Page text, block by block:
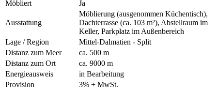
Möbliert
Ja
Ausstattung
Möblierung (ausgenommen Küchentisch),
Dachterrasse (ca. 103 m²), Abstellraum im
Keller, Parkplatz im Außenbereich
Lage / Region
Mittel-Dalmatien - Split
Distanz zum Meer
ca. 500 m
Distanz zum Ort
ca. 9000 m
Energieausweis
in Bearbeitung
Provision
3% + MwSt.